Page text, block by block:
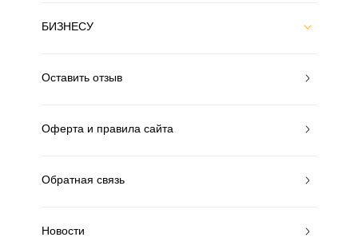
БИЗНЕСУ
Оставить отзыв
Оферта и правила сайта
Обратная связь
Новости